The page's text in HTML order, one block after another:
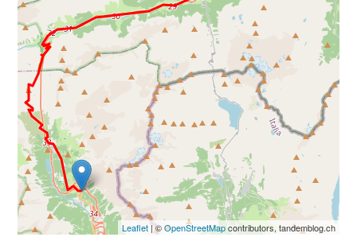
Leaflet| ©OpenStreetMapcontributors, tandemblog.ch